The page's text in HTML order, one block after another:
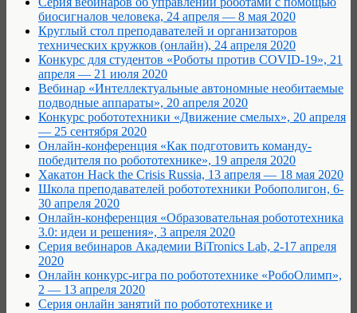
биосигналов человека, 24 апреля — 8 мая 2020
Круглый стол преподавателей и организаторов
технических кружков (онлайн), 24 апреля 2020
Конкурс для студентов «Роботы против COVID-19», 21
апреля — 21 июля 2020
Вебинар «Интеллектуальные автономные необитаемые
подводные аппараты», 20 апреля 2020
Конкурс робототехники «Движение смелых», 20 апреля
— 25 сентября 2020
Онлайн-конференция «Как подготовить команду-
победителя по робототехнике», 19 апреля 2020
Хакатон Hack the Crisis Russia, 13 апреля — 18 мая 2020
Школа преподавателей робототехники Робополигон, 6-
30 апреля 2020
Онлайн-конференция «Образовательная робототехника
3.0: идеи и решения», 3 апреля 2020
Серия вебинаров Академии BiTronics Lab, 2-17 апреля
2020
Онлайн конкурс-игра по робототехнике «РобоОлимп»,
2 — 13 апреля 2020
Серия онлайн занятий по робототехнике и